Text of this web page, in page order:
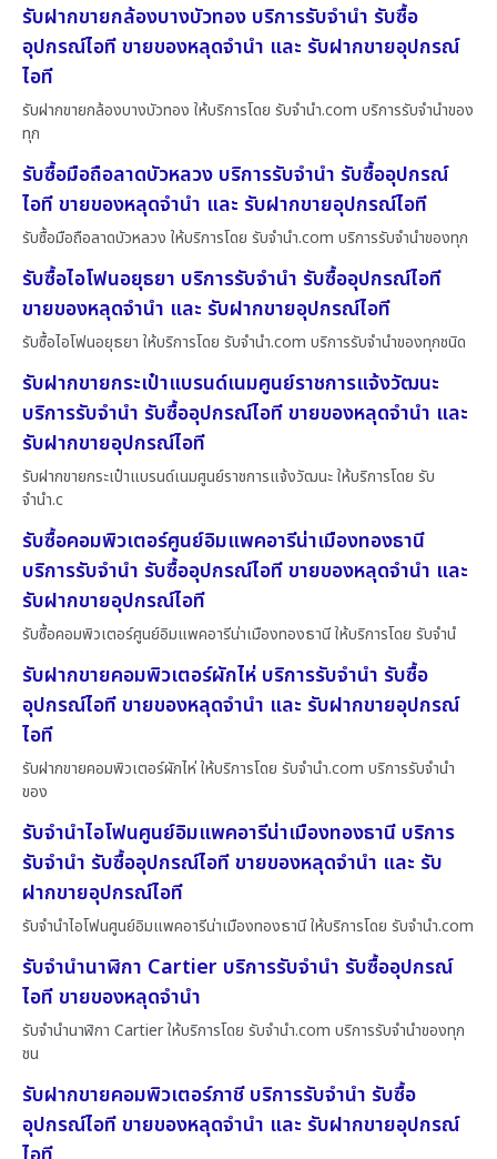
รับฝากขายกล้องบางบัวทอง บริการรับจำนำ รับซื้อ
อุปกรณ์ไอที ขายของหลุดจำนำ และ รับฝากขายอุปกรณ์
ไอที
รับฝากขายกล้องบางบัวทอง ให้บริการโดย รับจํานํา.com บริการรับจำนำของ
ทุก
รับซื้อมือถือลาดบัวหลวง บริการรับจำนำ รับซื้ออุปกรณ์
ไอที ขายของหลุดจำนำ และ รับฝากขายอุปกรณ์ไอที
รับซื้อมือถือลาดบัวหลวง ให้บริการโดย รับจํานํา.com บริการรับจำนำของทุก
รับซื้อไอโฟนอยุธยา บริการรับจำนำ รับซื้ออุปกรณ์ไอที
ขายของหลุดจำนำ และ รับฝากขายอุปกรณ์ไอที
รับซื้อไอโฟนอยุธยา ให้บริการโดย รับจํานํา.com บริการรับจำนำของทุกชนิด
รับฝากขายกระเป๋าแบรนด์เนมศูนย์ราชการแจ้งวัฒนะ
บริการรับจำนำ รับซื้ออุปกรณ์ไอที ขายของหลุดจำนำ และ
รับฝากขายอุปกรณ์ไอที
รับฝากขายกระเป๋าแบรนด์เนมศูนย์ราชการแจ้งวัฒนะ ให้บริการโดย รับ
จํานํา.c
รับซื้อคอมพิวเตอร์ศูนย์อิมแพคอารีน่าเมืองทองธานี
บริการรับจำนำ รับซื้ออุปกรณ์ไอที ขายของหลุดจำนำ และ
รับฝากขายอุปกรณ์ไอที
รับซื้อคอมพิวเตอร์ศูนย์อิมแพคอารีน่าเมืองทองธานี ให้บริการโดย รับจํานํ
รับฝากขายคอมพิวเตอร์ผักไห่ บริการรับจำนำ รับซื้อ
อุปกรณ์ไอที ขายของหลุดจำนำ และ รับฝากขายอุปกรณ์
ไอที
รับฝากขายคอมพิวเตอร์ผักไห่ ให้บริการโดย รับจํานํา.com บริการรับจำนำ
ของ
รับจำนำไอโฟนศูนย์อิมแพคอารีน่าเมืองทองธานี บริการ
รับจำนำ รับซื้ออุปกรณ์ไอที ขายของหลุดจำนำ และ รับ
ฝากขายอุปกรณ์ไอที
รับจำนำไอโฟนศูนย์อิมแพคอารีน่าเมืองทองธานี ให้บริการโดย รับจํานํา.com
รับจำนำนาฬิกา Cartier บริการรับจำนำ รับซื้ออุปกรณ์
ไอที ขายของหลุดจำนำ
รับจำนำนาฬิกา Cartier ให้บริการโดย รับจํานํา.com บริการรับจำนำของทุก
ชน
รับฝากขายคอมพิวเตอร์ภาชี บริการรับจำนำ รับซื้อ
อุปกรณ์ไอที ขายของหลุดจำนำ และ รับฝากขายอุปกรณ์